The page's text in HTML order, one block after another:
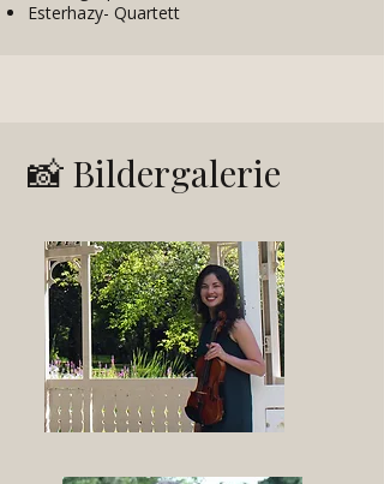
Esterhazy- Quartett
📸 Bildergalerie